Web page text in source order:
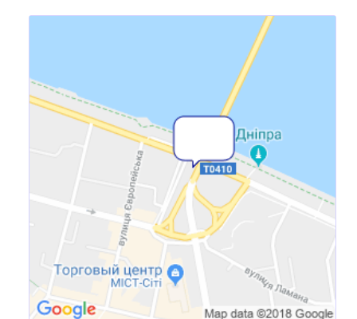
Ссылка для мобильных устройств